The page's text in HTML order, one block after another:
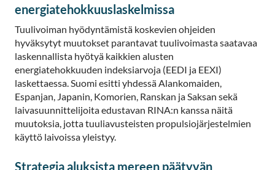
energiatehokkuuslaskelmissa
Tuulivoiman hyödyntämistä koskevien ohjeiden
hyväksytyt muutokset parantavat tuulivoimasta saatavaa
laskennallista hyötyä kaikkien alusten
energiatehokkuuden indeksiarvoja (EEDI ja EEXI)
laskettaessa. Suomi esitti yhdessä Alankomaiden,
Espanjan, Japanin, Komorien, Ranskan ja Saksan sekä
laivasuunnittelijoita edustavan RINA:n kanssa näitä
muutoksia, jotta tuuliavusteisten propulsiojärjestelmien
käyttö laivoissa yleistyy.
Strategia aluksista mereen päätyvän